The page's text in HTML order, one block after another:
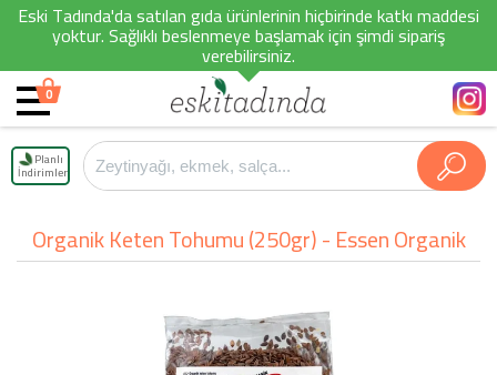
Eski Tadında'da satılan gıda ürünlerinin hiçbirinde katkı maddesi
yoktur. Sağlıklı beslenmeye başlamak için şimdi sipariş
verebilirsiniz.
0
Planlı
İndirimler
Organik Keten Tohumu (250gr) - Essen Organik